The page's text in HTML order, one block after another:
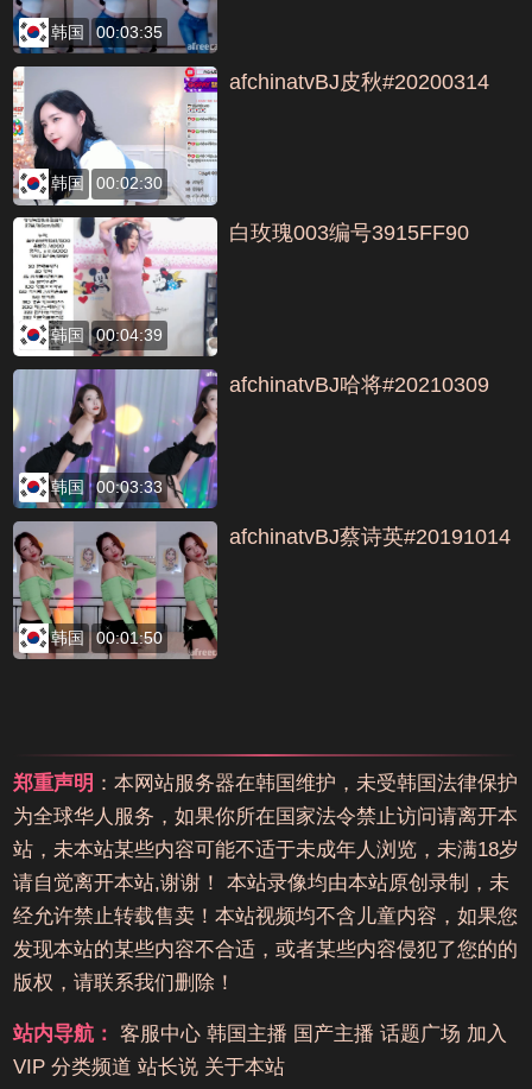
韩国 00:03:35
韩国 00:02:30
afchinatvBJ皮秋#20200314
韩国 00:04:39
白玫瑰003编号3915FF90
韩国 00:03:33
afchinatvBJ哈将#20210309
韩国 00:01:50
afchinatvBJ蔡诗英#20191014
郑重声明 ：本网站服务器在韩国维护，未受韩国法律保护
为全球华人服务，如果你所在国家法令禁止访问请离开本
站，未本站某些内容可能不适于未成年人浏览，未满18岁
请自觉离开本站,谢谢！ 本站录像均由本站原创录制，未
经允许禁止转载售卖！本站视频均不含儿童内容，如果您
发现本站的某些内容不合适，或者某些内容侵犯了您的的
版权，请联系我们删除！
站内导航： 客服中心 韩国主播 国产主播 话题广场 加入
VIP 分类频道 站长说 关于本站